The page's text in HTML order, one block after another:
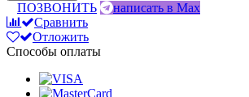
ПОЗВОНИТЬ
написать в Max
Сравнить
Отложить
Способы оплаты